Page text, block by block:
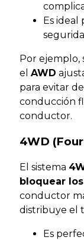
Es
Por ejemplo,
el AWD
para evitar
conducción
conductor.
4WD
El sistema
bloquear
conductor
distribuye el
Es